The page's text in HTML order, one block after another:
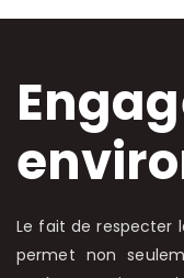
Le fait de respecter
permet non